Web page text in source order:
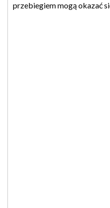
przebiegiem mogą okazać